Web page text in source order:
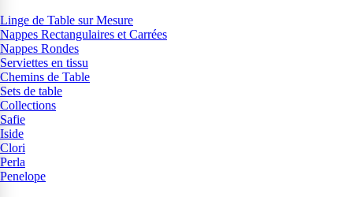
Linge de Table sur Mesure
Nappes Rectangulaires et Carrées
Nappes Rondes
Serviettes en tissu
Chemins de Table
Sets de table
Collections
Safie
Iside
Clori
Perla
Penelope